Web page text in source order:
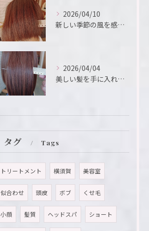
2026/04/10
新しい季節の風を感じるこの瞬間、新たなスタートを切るために、...
2026/04/04
美しい髪を手に入れたいと願う方におすすめのメニューが「髪質改...
タグ Tags
トリートメント 横須賀 美容室
似合わせ 頭皮 ボブ くせ毛
小顔 髪質 ヘッドスパ ショート